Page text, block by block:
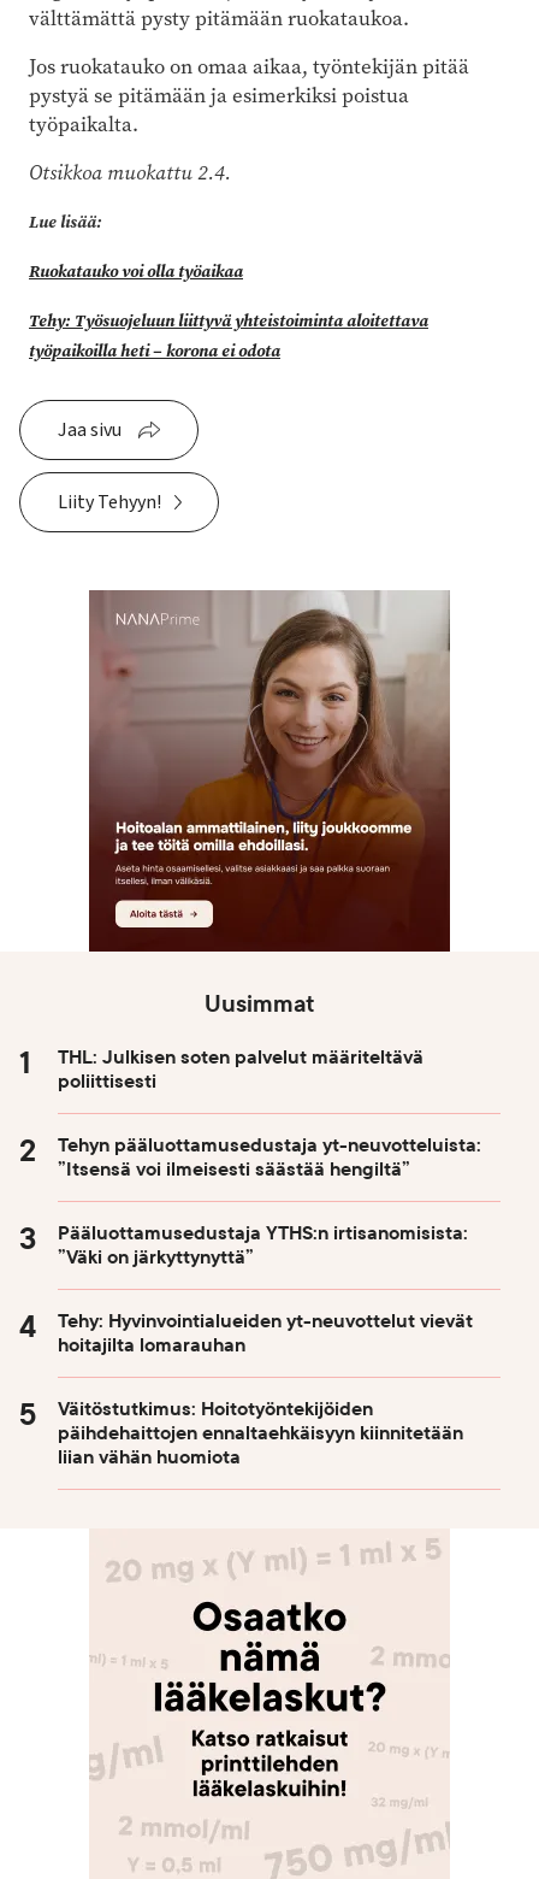
välttämättä pysty pitämään ruokataukoa.
Jos ruokatauko on omaa aikaa, työntekijän pitää
pystyä se pitämään ja esimerkiksi poistua
työpaikalta.
Otsikkoa muokattu 2.4.
Lue lisää:
Ruokatauko voi olla työaikaa
Tehy: Työsuojeluun liittyvä yhteistoiminta aloitettava
työpaikoilla heti – korona ei odota
Jaa sivu
Liity Tehyyn!
Uusimmat
THL: Julkisen soten palvelut määriteltävä
poliittisesti
Tehyn pääluottamusedustaja yt-neuvotteluista:
”Itsensä voi ilmeisesti säästää hengiltä”
Pääluottamusedustaja YTHS:n irtisanomisista:
”Väki on järkyttynyttä”
Tehy: Hyvinvointialueiden yt-neuvottelut vievät
hoitajilta lomarauhan
Väitöstutkimus: Hoitotyöntekijöiden
päihdehaittojen ennaltaehkäisyyn kiinnitetään
liian vähän huomiota